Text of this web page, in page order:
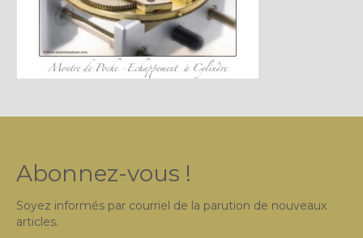
Abraham-Louis Breguet
Christian Gottfried Hahn
Dossiers constructeur
Exemple de tarifs manufacture
Abonnez-vous !
Soyez informés par courriel de la parution de nouveaux
articles.